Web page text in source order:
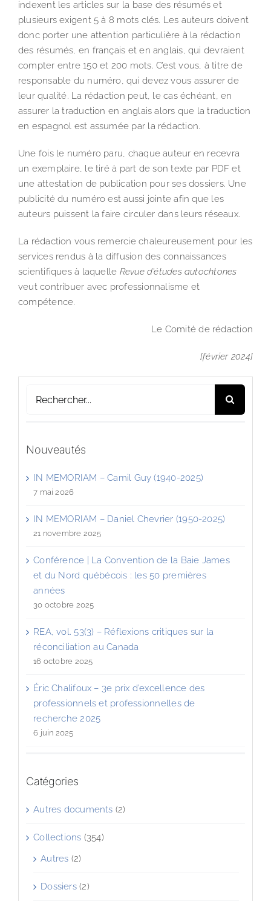
indexent les articles sur la base des résumés et
plusieurs exigent 5 à 8 mots clés. Les auteurs doivent
donc porter une attention particulière à la rédaction
des résumés, en français et en anglais, qui devraient
compter entre 150 et 200 mots. C’est vous, à titre de
responsable du numéro, qui devez vous assurer de
leur qualité. La rédaction peut, le cas échéant, en
assurer la traduction en anglais alors que la traduction
en espagnol est assumée par la rédaction.
Une fois le numéro paru, chaque auteur en recevra
un exemplaire, le tiré à part de son texte par PDF et
une attestation de publication pour ses dossiers. Une
publicité du numéro est aussi jointe afin que les
auteurs puissent la faire circuler dans leurs réseaux.
La rédaction vous remercie chaleureusement pour les
services rendus à la diffusion des connaissances
scientifiques à laquelle Revue d’études autochtones
veut contribuer avec professionnalisme et
compétence.
Le Comité de rédaction
[février 2024]
Nouveautés
IN MEMORIAM – Camil Guy (1940-2025)
7 mai 2026
IN MEMORIAM – Daniel Chevrier (1950-2025)
21 novembre 2025
Conférence | La Convention de la Baie James
et du Nord québécois : les 50 premières
années
30 octobre 2025
REA, vol. 53(3) – Réflexions critiques sur la
réconciliation au Canada
16 octobre 2025
Éric Chalifoux – 3e prix d’excellence des
professionnels et professionnelles de
recherche 2025
6 juin 2025
Catégories
Autres documents (2)
Collections (354)
Autres (2)
Dossiers (2)